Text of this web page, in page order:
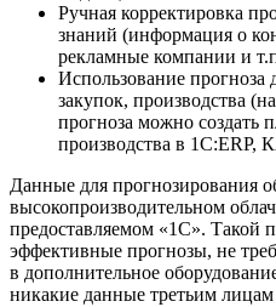
Ручная корректировка
знаний (информация о
рекламные компании и
Использование прогноза
закупок, производства
прогноза можно создать
производства в 1С:ERP,
Данные для прогнозирования
высокопроизводительном
предоставляемом «1С». Такой
эффективные прогнозы, не
в дополнительное
никакие данные третьим